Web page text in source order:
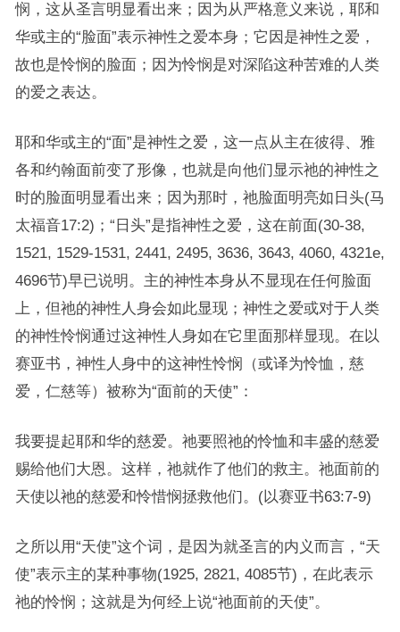
悯，这从圣言明显看出来；因为从严格意义来说，耶和
华或主的“脸面”表示神性之爱本身；它因是神性之爱，
故也是怜悯的脸面；因为怜悯是对深陷这种苦难的人类
的爱之表达。
耶和华或主的“面”是神性之爱，这一点从主在彼得、雅
各和约翰面前变了形像，也就是向他们显示祂的神性之
时的脸面明显看出来；因为那时，祂脸面明亮如日头(马
太福音17:2)；“日头”是指神性之爱，这在前面(30-38,
1521, 1529-1531, 2441, 2495, 3636, 3643, 4060, 4321e,
4696节)早已说明。主的神性本身从不显现在任何脸面
上，但祂的神性人身会如此显现；神性之爱或对于人类
的神性怜悯通过这神性人身如在它里面那样显现。在以
赛亚书，神性人身中的这神性怜悯（或译为怜恤，慈
爱，仁慈等）被称为“面前的天使”：
我要提起耶和华的慈爱。祂要照祂的怜恤和丰盛的慈爱
赐给他们大恩。这样，祂就作了他们的救主。祂面前的
天使以祂的慈爱和怜惜悯拯救他们。(以赛亚书63:7-9)
之所以用“天使”这个词，是因为就圣言的内义而言，“天
使”表示主的某种事物(1925, 2821, 4085节)，在此表示
祂的怜悯；这就是为何经上说“祂面前的天使”。